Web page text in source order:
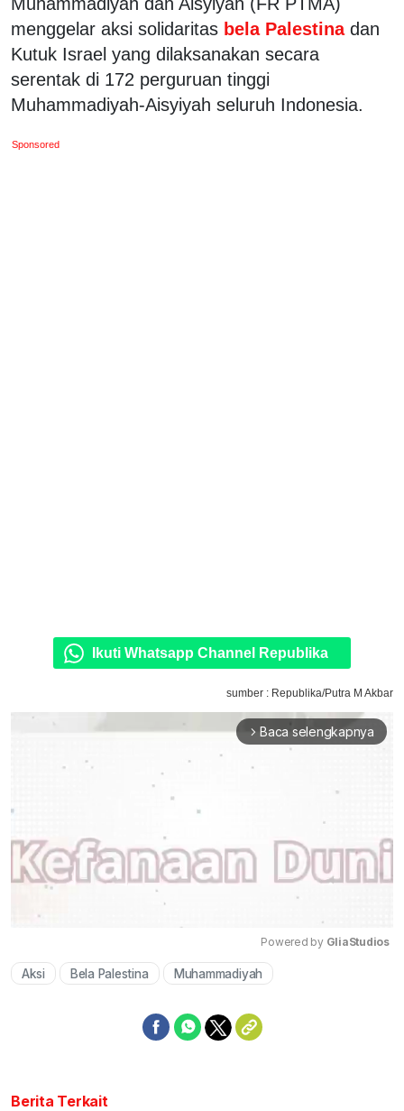
menggelar aksi solidaritas bela Palestina dan
Kutuk Israel yang dilaksanakan secara
serentak di 172 perguruan tinggi
Muhammadiyah-Aisyiyah seluruh Indonesia.
Sponsored
Ikuti Whatsapp Channel Republika
sumber : Republika/Putra M Akbar
arrow_forward_ios Baca selengkapnya
Powered by GliaStudios
Aksi Bela Palestina Muhammadiyah
Berita Terkait